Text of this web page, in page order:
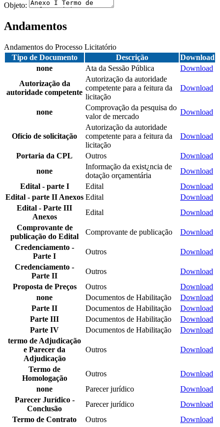
Objeto:
Andamentos
Andamentos do Processo Licitatório
Tipo de Documento
Descrição
Download
none
Ata da Sessão Pública
Download
Autorização da
autoridade competente
Autorização da autoridade
competente para a feitura da
licitação
Download
none
Comprovação da pesquisa do
valor de mercado
Download
Ofício de solicitação
Autorização da autoridade
competente para a feitura da
licitação
Download
Portaria da CPL Outros
Download
none
Informação da exist¿ncia de
dotação orçamentária
Download
Edital - parte I
Edital
Download
Edital - parte II Anexos Edital
Download
Edital - Parte III
Anexos
Edital
Download
Comprovante de
publicação do Edital
Comprovante de publicação
Download
Credenciamento -
Parte I
Outros
Download
Credenciamento -
Parte II
Outros
Download
Proposta de Preços
Outros
Download
none
Documentos de Habilitação
Download
Parte II
Documentos de Habilitação
Download
Parte III
Documentos de Habilitação
Download
Parte IV
Documentos de Habilitação
Download
termo de Adjudicação
e Parecer da
Adjudicação
Outros Download
Termo de
Homologação
Outros
Download
none
Parecer jurídico
Download
Parecer Jurídico -
Conclusão
Parecer jurídico
Download
Termo de Contrato
Outros
Download